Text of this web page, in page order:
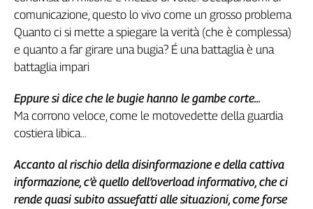
comunicazione, questo lo vivo come un grosso problema
Quanto ci si mette a spiegare la verità (che è complessa)
e quanto a far girare una bugia? É una battaglia è una
battaglia impari
Eppure si dice che le bugie hanno le gambe corte...
Ma corrono veloce, come le motovedette della guardia
costiera libica…
Accanto al rischio della disinformazione e della cattiva
informazione, c’è quello dell’overload informativo, che ci
rende quasi subito assuefatti alle situazioni, come forse